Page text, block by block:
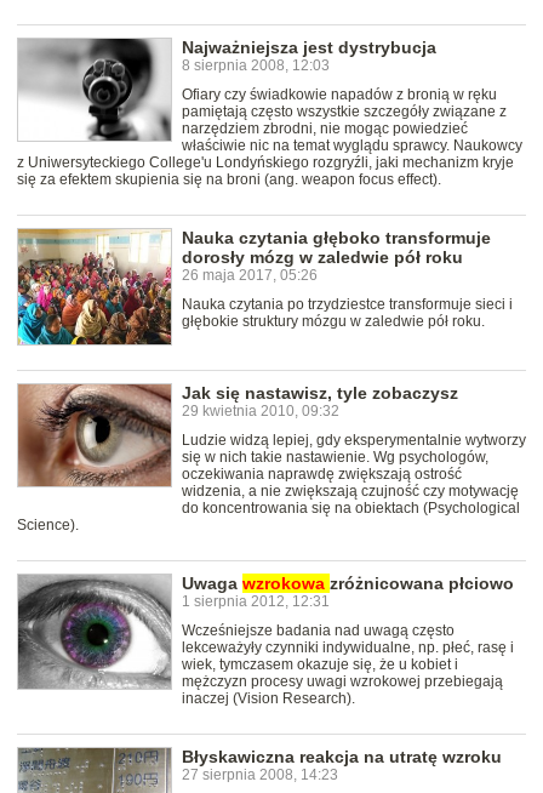
Najważniejsza jest dystrybucja
8 sierpnia 2008, 12:03
Ofiary czy świadkowie napadów z bronią w ręku
pamiętają często wszystkie szczegóły związane z
narzędziem zbrodni, nie mogąc powiedzieć
właściwie nic na temat wyglądu sprawcy. Naukowcy
z Uniwersyteckiego College'u Londyńskiego rozgryźli, jaki mechanizm kryje
się za efektem skupienia się na broni (ang. weapon focus effect).
Nauka czytania głęboko transformuje
dorosły mózg w zaledwie pół roku
26 maja 2017, 05:26
Nauka czytania po trzydziestce transformuje sieci i
głębokie struktury mózgu w zaledwie pół roku.
Jak się nastawisz, tyle zobaczysz
29 kwietnia 2010, 09:32
Ludzie widzą lepiej, gdy eksperymentalnie wytworzy
się w nich takie nastawienie. Wg psychologów,
oczekiwania naprawdę zwiększają ostrość
widzenia, a nie zwiększają czujność czy motywację
do koncentrowania się na obiektach (Psychological
Science).
Uwaga wzrokowa zróżnicowana płciowo
1 sierpnia 2012, 12:31
Wcześniejsze badania nad uwagą często
lekceważyły czynniki indywidualne, np. płeć, rasę i
wiek, tymczasem okazuje się, że u kobiet i
mężczyzn procesy uwagi wzrokowej przebiegają
inaczej (Vision Research).
Błyskawiczna reakcja na utratę wzroku
27 sierpnia 2008, 14:23